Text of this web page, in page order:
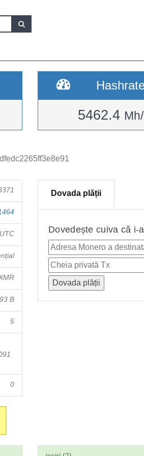
5462.4
B
5
0
Dovada plății
Dovedește cuiva că i-